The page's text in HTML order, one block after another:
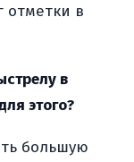
отметки в
в
этого?
большую